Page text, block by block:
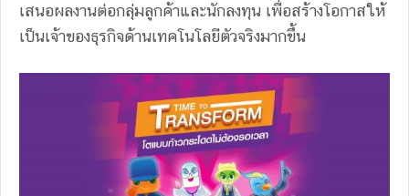
เสนอผลงานต่อกลุ่มลูกค้าและนักลงทุน เพื่อสร้างโอกาสให้
เป็นเจ้าของธุรกิจด้านเทคโนโลยีตัวจริงมากขึ้น